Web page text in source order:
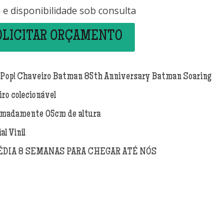
e disponibilidade sob consulta
ORÇAMENTO
Chaveiro Batman 85th Anniversary Batman Soaring
colecionável
05cm de altura
Vinil
8 SEMANAS PARA CHEGAR ATÉ NÓS